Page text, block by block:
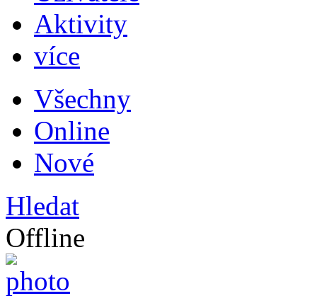
Aktivity
více
Všechny
Online
Nové
Hledat
Offline